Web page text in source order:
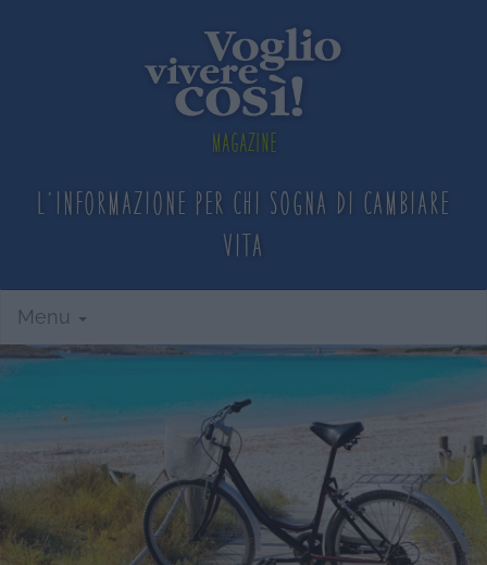
Magazine
L'informazione per chi sogna di cambiare
vita
Menu